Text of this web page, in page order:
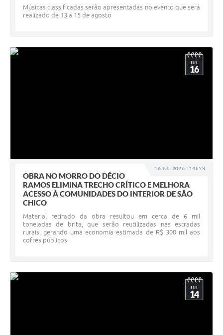
Músicas classificadas serão apresentadas no evento que será
realizado de 13 a 15 de agosto
16 JUL 2026 - 14h53
JUL
16
OBRA NO MORRO DO DÉCIO
RAMOS ELIMINA TRECHO CRÍTICO E MELHORA
ACESSO À COMUNIDADES DO INTERIOR DE SÃO
CHICO
Material retirado da obra resultou em cerca de 6 mil
toneladas de brita, que serão reutilizadas nas estradas
rurais, gerando uma economia estimada de R$ 300 mil aos
cofres públicos
JUL
14